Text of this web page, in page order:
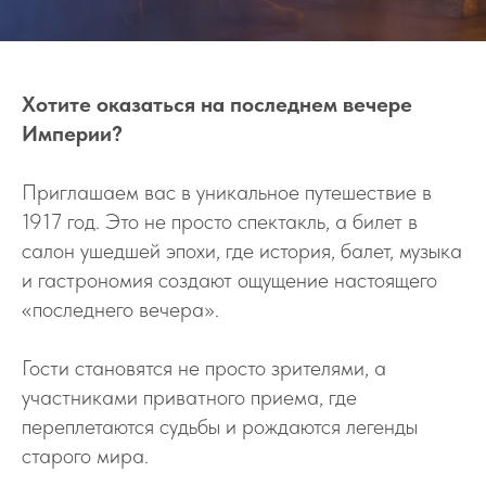
Хотите оказаться на последнем вечере
Империи?
Приглашаем вас в уникальное путешествие в
1917 год. Это не просто спектакль, а билет в
салон ушедшей эпохи, где история, балет, музыка
и гастрономия создают ощущение настоящего
«последнего вечера».
Гости становятся не просто зрителями, а
участниками приватного приема, где
переплетаются судьбы и рождаются легенды
старого мира.